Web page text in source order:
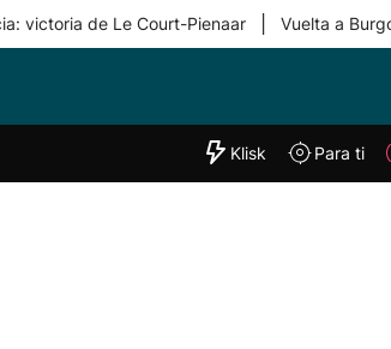
victoria de Le Court-Pienaar Vuelta a
"Helmuga"
Klisk Para ti